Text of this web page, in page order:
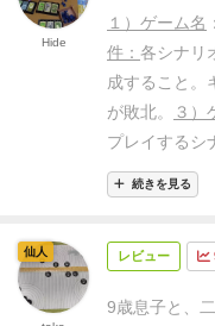
ダイスロール
したり、さら
要素が満載と
全く追いつか
バクチを打つ
のトラブル発
ドを引いて効
カードを処
ナス、放置す
はシナリオに
ナリオが含ま
っている。 プ
っぽくないと
語？）やPC
る。子供に言
もあるかもし
タイル配置、
せた協力ゲー
１）ゲーム名
件： 各シナリ
成すること。
が敗北。
３）
プレイするシ
ャラクターシ
ションコマを
ターシート
三角形のア
続きを見る
Hide
レビュー
9歳息子と、
仙人